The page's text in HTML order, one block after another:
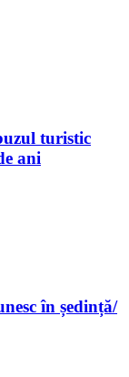
turistic
ani
în ședință/